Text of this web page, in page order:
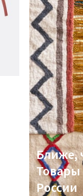
Ближе,
Товары
России